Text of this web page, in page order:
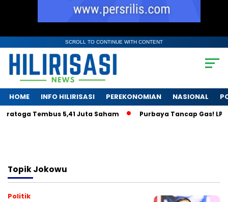
SCROLL TO CONTINUE WITH CONTENT
HOME INFO HILIRISASI PEREKONOMIAN NASIONAL
Tembus 5,41 Juta Saham Purbaya Tancap Gas! LPS
TopikJokowu
Politik